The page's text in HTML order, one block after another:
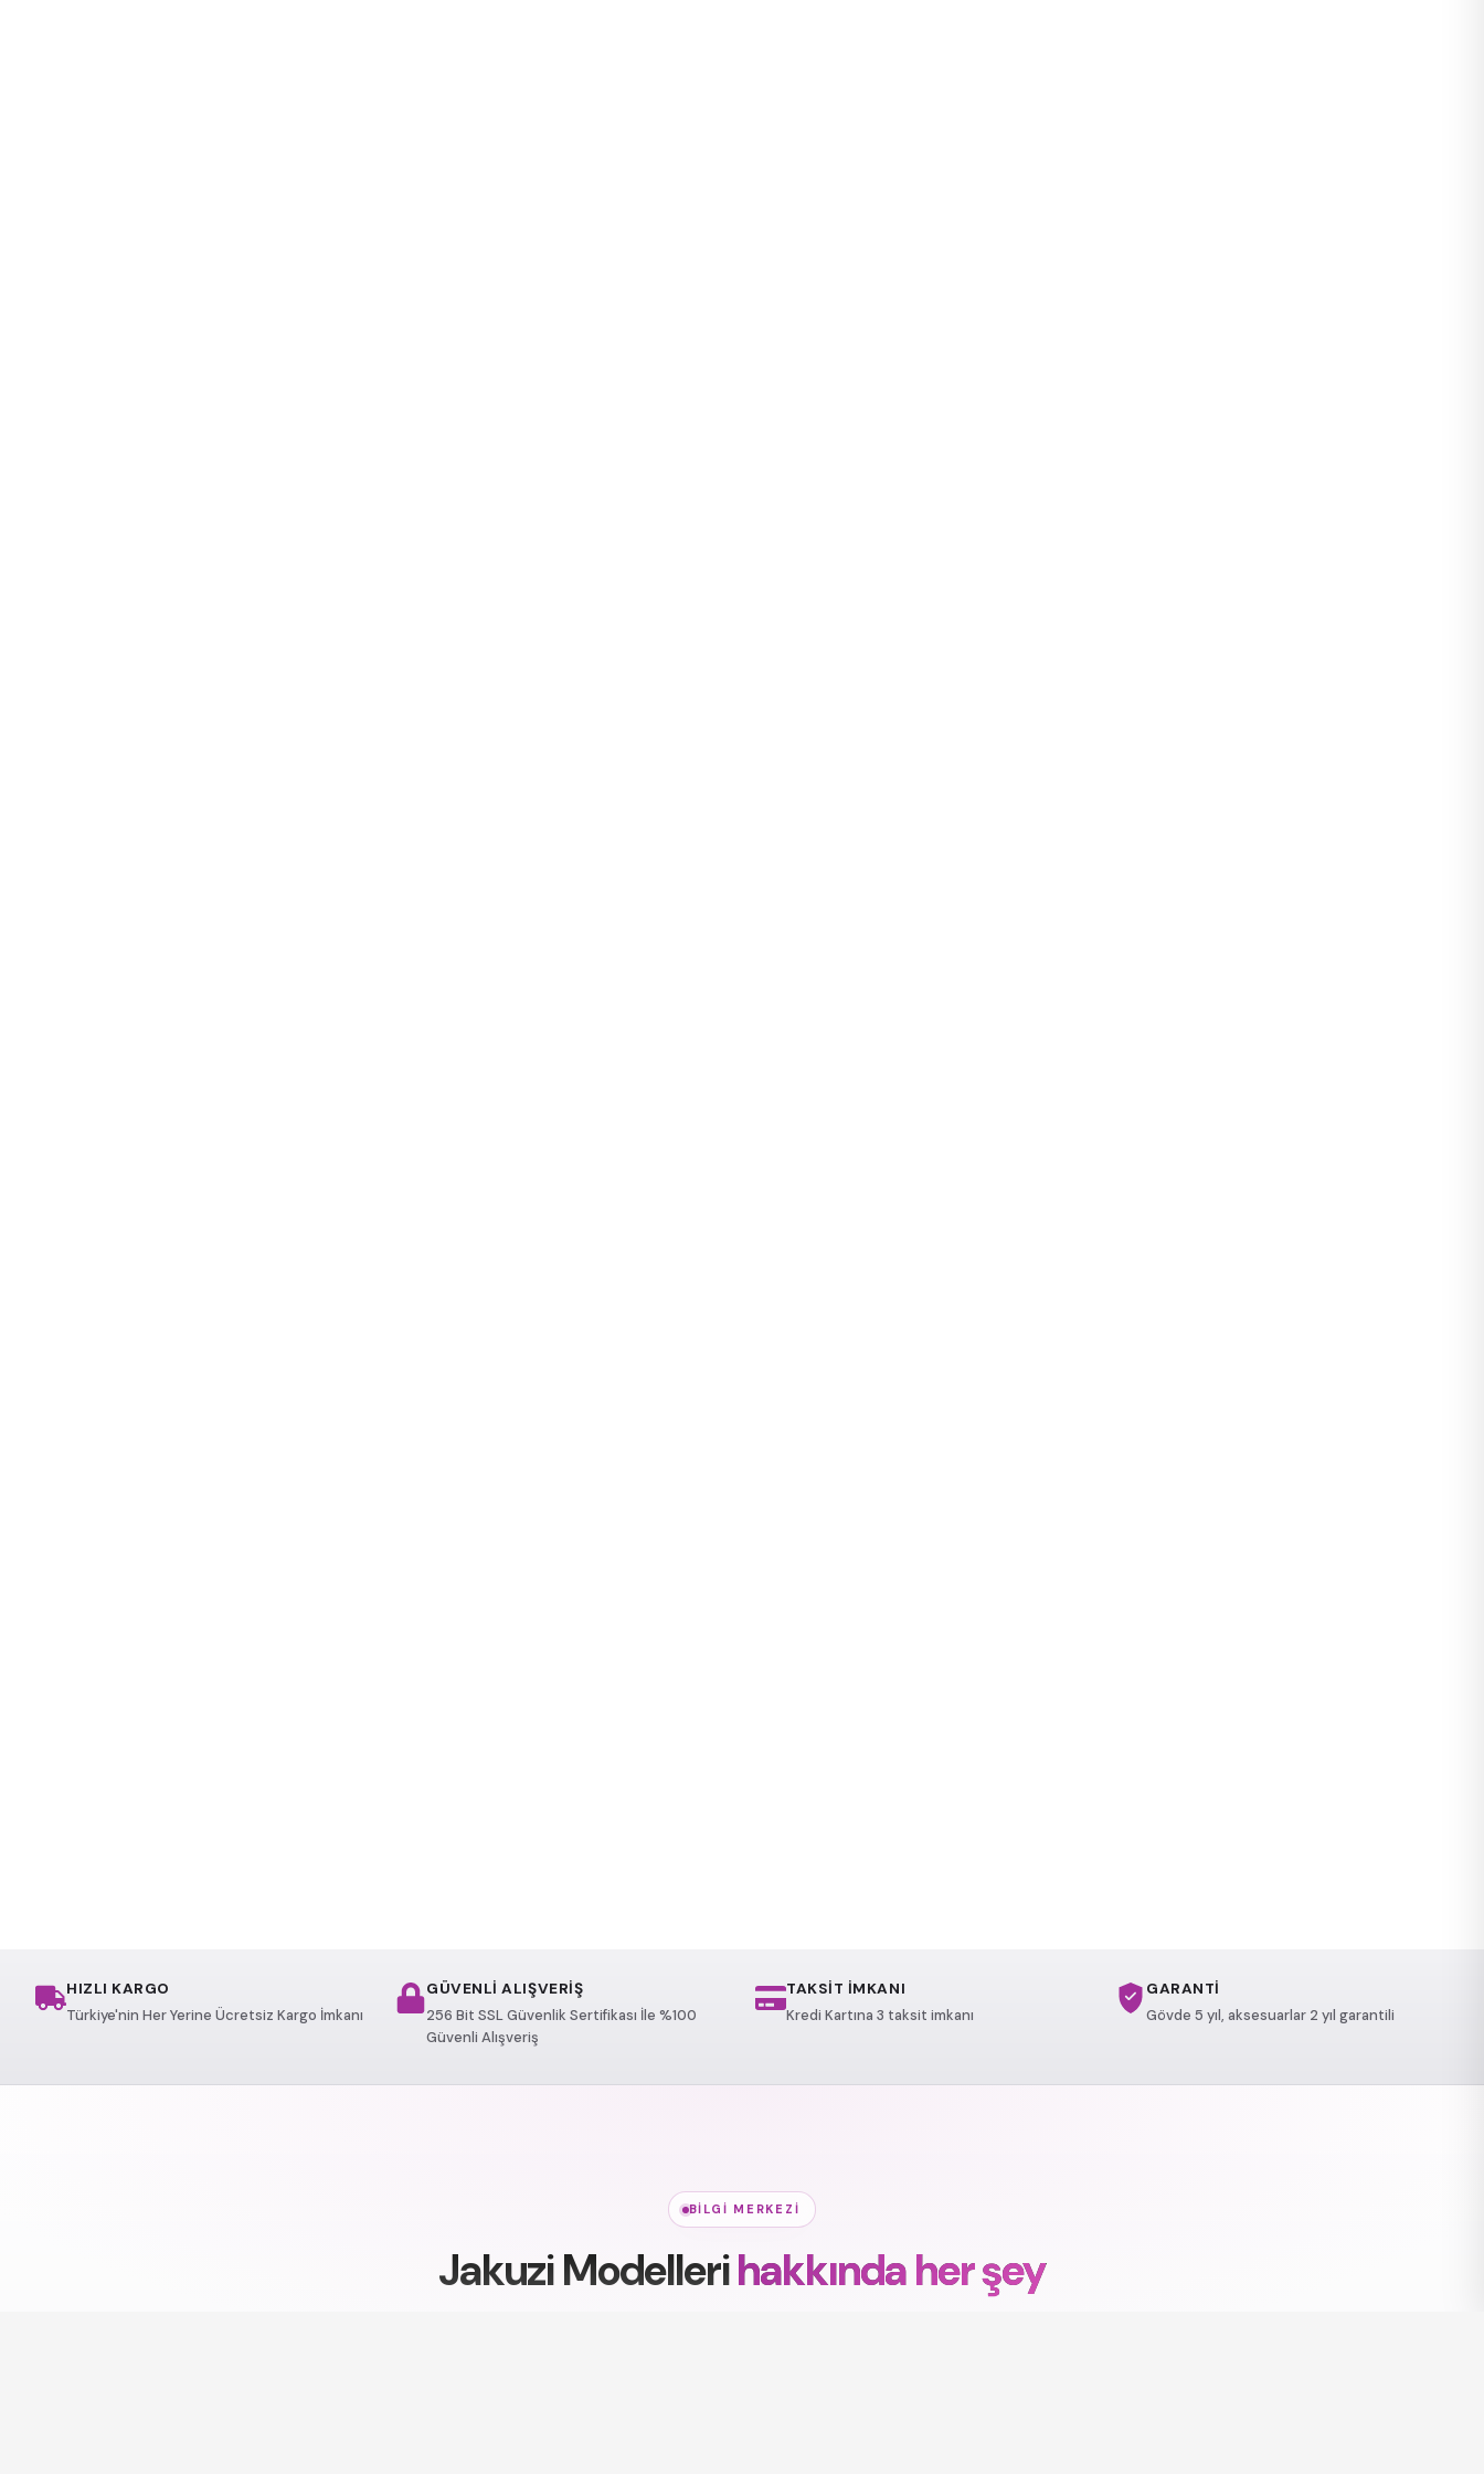
HIZLI KARGO
Türkiye'nin Her Yerine Ücretsiz Kargo İmkanı
GÜVENLİ ALIŞVERİŞ
256 Bit SSL Güvenlik Sertifikası İle %100
Güvenli Alışveriş
TAKSİT İMKANI
Kredi Kartına 3 taksit imkanı
GARANTİ
Gövde 5 yıl, aksesuarlar 2 yıl garantili
BILGI MERKEZI
Jakuzi Modellerihakkında her şey